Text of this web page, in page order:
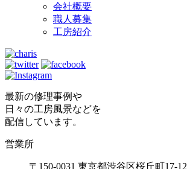
会社概要
職人募集
工房紹介
最新の修理事例や
日々の工房風景などを
配信しています。
営業所
〒150-0031 東京都渋谷区桜丘町17-12